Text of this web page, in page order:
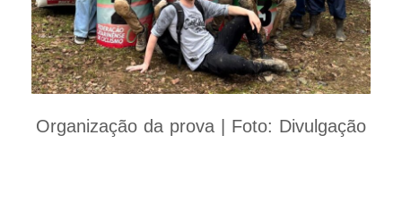
Organização da prova | Foto: Divulgação